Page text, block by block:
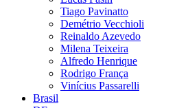
Tiago Pavinatto
Demétrio Vecchioli
Reinaldo Azevedo
Milena Teixeira
Alfredo Henrique
Rodrigo França
Vinícius Passarelli
Brasil